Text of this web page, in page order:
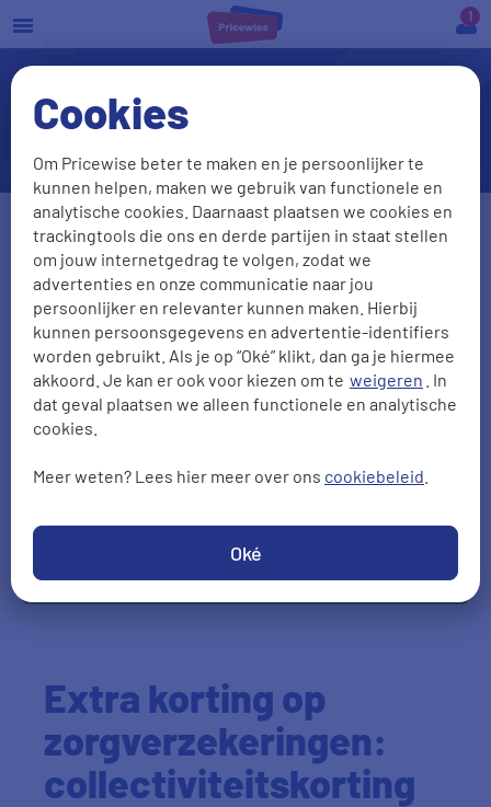
Cookies
Om Pricewise beter te maken en je persoonlijker te
kunnen helpen, maken we gebruik van functionele en
analytische cookies. Daarnaast plaatsen we cookies en
trackingtools die ons en derde partijen in staat stellen
om jouw internetgedrag te volgen, zodat we
advertenties en onze communicatie naar jou
persoonlijker en relevanter kunnen maken. Hierbij
kunnen persoonsgegevens en advertentie-identifiers
worden gebruikt. Als je op “Oké” klikt, dan ga je hiermee
akkoord. Je kan er ook voor kiezen om te weigeren . In
dat geval plaatsen we alleen functionele en analytische
cookies.
Meer weten? Lees hier meer over ons cookiebeleid
Oké
a
Kan ik collectiviteitskorting
via Pricewise krijgen?
Geslacht
Man Vrouw
Geboortedatum
DD-MM-JJJJ
Postcode
Gezinsleden
Ja Nee
Extra korting op
zorgverzekeringen:
collectiviteitskorting